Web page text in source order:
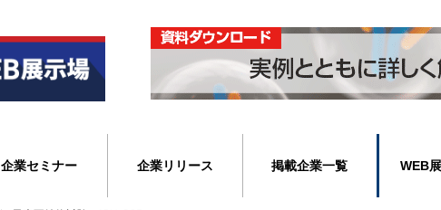
企業セミナー 企業リリース 掲載企業一覧 WEB